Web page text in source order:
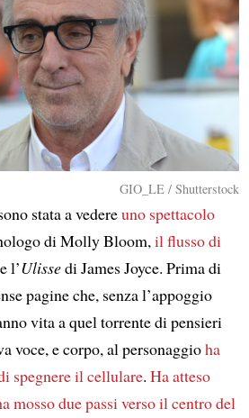
GIO_LE / Shutterstock
stata a vedereuno spettacolo
di Molly Bloom,il flusso di
l’Ulissedi James Joyce. Prima di
pagine che, senza l’appoggio
vita a quel torrente di pensieri
voce, e corpo, al personaggioha
spegnere il cellulare. Ha atteso
mosso due passi verso il centro del